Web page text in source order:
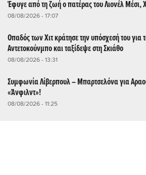
Έφυγε από τη ζωή ο πατέρας του Λιονέλ Μέσι,
08/08/2026 - 17:07
Οπαδός των Χιτ κράτησε την υπόσχεσή του για
Αντετοκούνμπο και ταξίδεψε στη Σκιάθο
08/08/2026 - 13:31
Συμφωνία Λίβερπουλ – Μπαρτσελόνα για
«Άνφιλντ»!
08/08/2026 - 11:25